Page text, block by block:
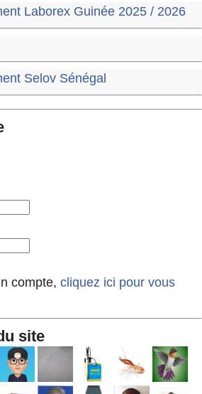
Laborex Guinée 2025 / 2026
Selov Sénégal
compte, cliquez ici pour vous
site